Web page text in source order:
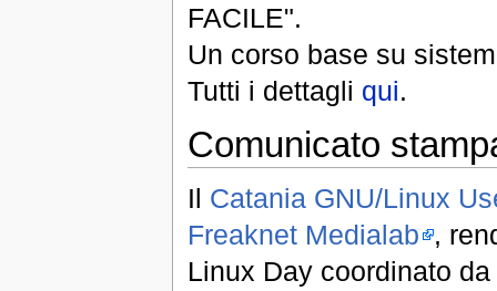
FACILE".
Un corso base su
Tutti i dettagli qui.
Comunicato
Il Catania GNU/Linux
Freaknet Medialab ,
Linux Day coordinato